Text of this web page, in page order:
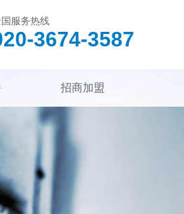
服务热线
3674-3587
招商加盟